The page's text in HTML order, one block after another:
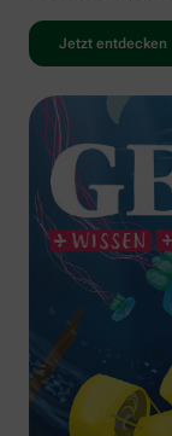
Jetzt entdecken